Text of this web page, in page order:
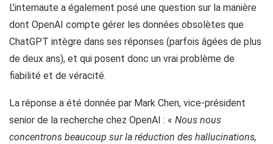
L’internaute a également posé une question sur la manière
dont OpenAI compte gérer les données obsolètes que
ChatGPT intègre dans ses réponses (parfois âgées de plus
de deux ans), et qui posent donc un vrai problème de
fiabilité et de véracité.
La réponse a été donnée par Mark Chen, vice-président
senior de la recherche chez OpenAI : « Nous nous
concentrons beaucoup sur la réduction des hallucinations,